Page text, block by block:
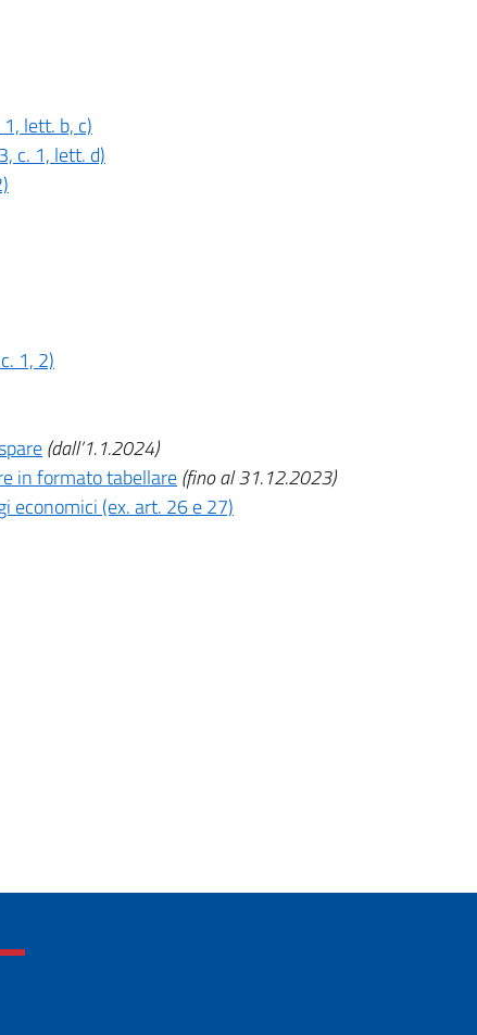
lett. b, c)
c. 1, lett. d)
1, 2)
(dall’1.1.2024)
in formato tabellare(fino al 31.12.2023)
economici (ex. art. 26 e 27)